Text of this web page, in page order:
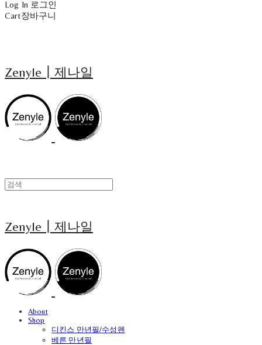
Log In 로그인
Cart장바구니
Zenyle┃제나일
Zenyle┃제나일
About
Shop
디킨스 만년필/수성펜
베른 만년필